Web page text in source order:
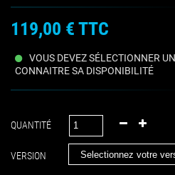
119,00 € TTC
VOUS DEVEZ SÉLECTIONNER
CONNAITRE SA DISPONIBILITÉ
QUANTITÉ